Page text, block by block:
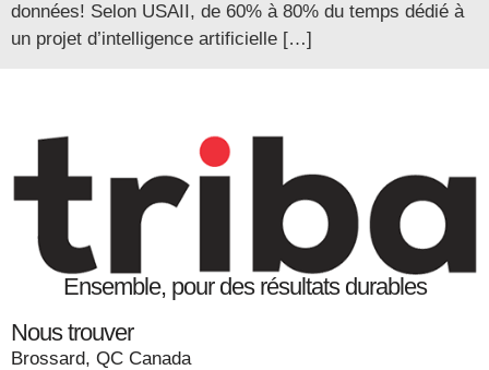
données! Selon USAII, de 60% à 80% du temps dédié à
un projet d’intelligence artificielle […]
Ensemble, pour des résultats durables
Nous trouver
Brossard, QC Canada